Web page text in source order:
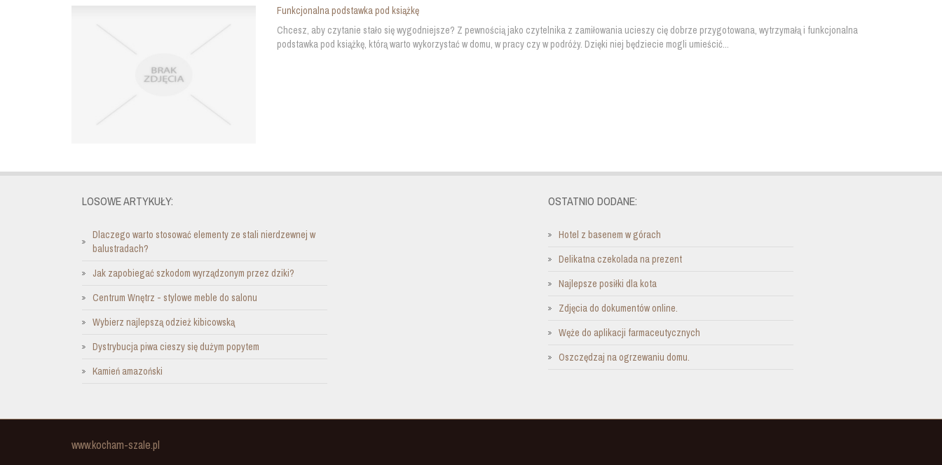
Funkcjonalna podstawka pod książkę
Chcesz, aby czytanie stało się wygodniejsze? Z pewnością jako czytelnika z zamiłowania ucieszy cię dobrze przygotowana, wytrzymałą i funkcjonalna
podstawka pod książkę, którą warto wykorzystać w domu, w pracy czy w podróży. Dzięki niej będziecie mogli umieścić...
LOSOWE ARTYKUŁY:
Dlaczego warto stosować elementy ze stali nierdzewnej w
balustradach?
Jak zapobiegać szkodom wyrządzonym przez dziki?
Centrum Wnętrz - stylowe meble do salonu
Wybierz najlepszą odzież kibicowską
Dystrybucja piwa cieszy się dużym popytem
Kamień amazoński
OSTATNIO DODANE:
Hotel z basenem w górach
Delikatna czekolada na prezent
Najlepsze posiłki dla kota
Zdjęcia do dokumentów online.
Węże do aplikacji farmaceutycznych
Oszczędzaj na ogrzewaniu domu.
www.kocham-szale.pl